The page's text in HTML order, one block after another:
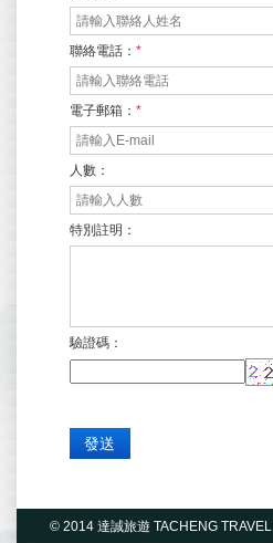
聯絡電話： *
電子郵箱： *
人數：
特別註明：
驗證碼：
© 2014 達誠旅遊 TACHENG TRAVEL